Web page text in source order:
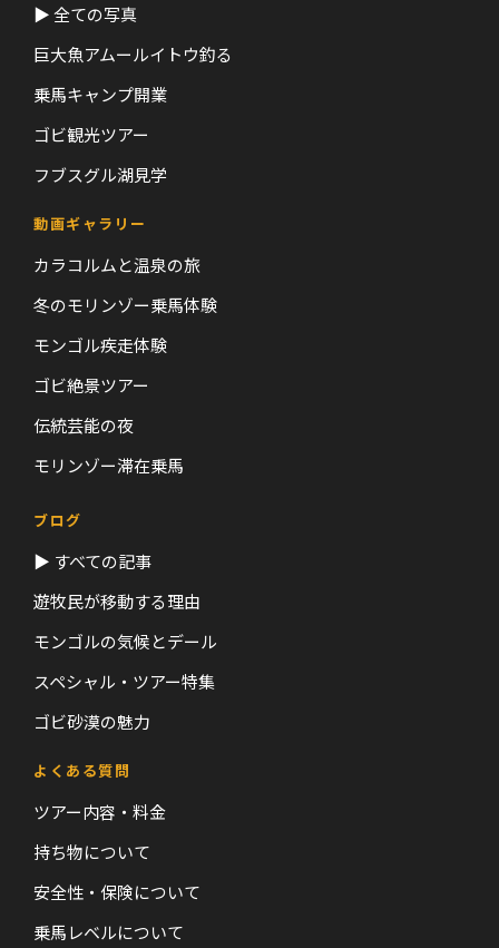
▶ 全ての写真
巨大魚アムールイトウ釣る
乗馬キャンプ開業
ゴビ観光ツアー
フブスグル湖見学
動画ギャラリー
カラコルムと温泉の旅
冬のモリンゾー乗馬体験
モンゴル疾走体験
ゴビ絶景ツアー
伝統芸能の夜
モリンゾー滞在乗馬
ブログ
▶ すべての記事
遊牧民が移動する理由
モンゴルの気候とデール
スペシャル・ツアー特集
ゴビ砂漠の魅力
よくある質問
ツアー内容・料金
持ち物について
安全性・保険について
乗馬レベルについて